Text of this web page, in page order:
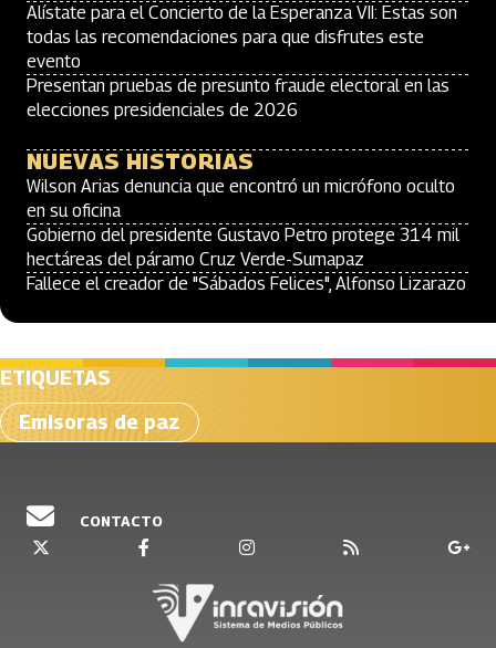
Alístate para el Concierto de la Esperanza VII: Estas son
todas las recomendaciones para que disfrutes este
evento
Presentan pruebas de presunto fraude electoral en las
elecciones presidenciales de 2026
NUEVAS HISTORIAS
Wilson Arias denuncia que encontró un micrófono oculto
en su oficina
Gobierno del presidente Gustavo Petro protege 314 mil
hectáreas del páramo Cruz Verde-Sumapaz
Fallece el creador de "Sábados Felices", Alfonso Lizarazo
ETIQUETAS
Emisoras de paz
CONTACTO